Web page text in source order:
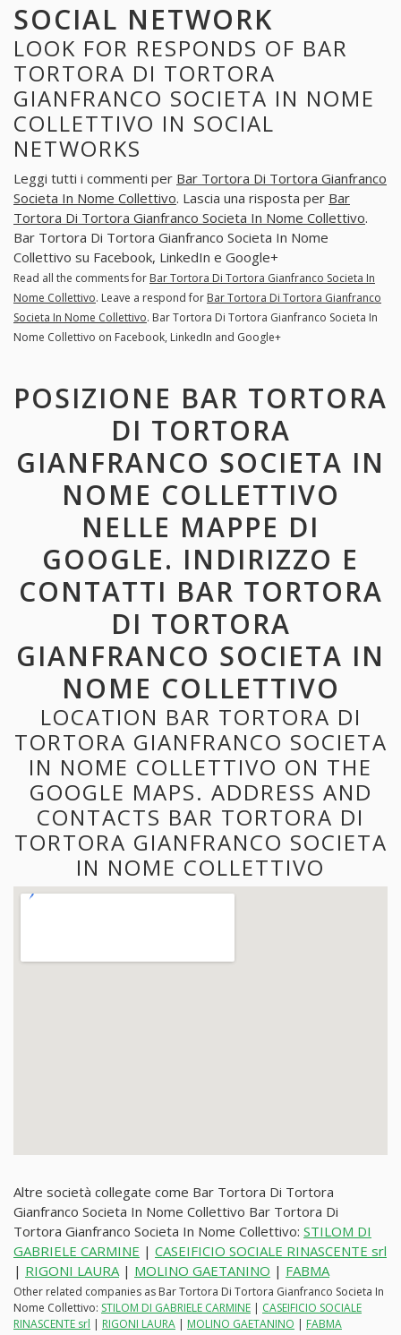
SOCIAL NETWORK
LOOK FOR RESPONDS OF BAR
TORTORA DI TORTORA
GIANFRANCO SOCIETA IN NOME
COLLETTIVO IN SOCIAL
NETWORKS
Leggi tutti i commenti per Bar Tortora Di Tortora Gianfranco
Societa In Nome Collettivo. Lascia una risposta per Bar
Tortora Di Tortora Gianfranco Societa In Nome Collettivo.
Bar Tortora Di Tortora Gianfranco Societa In Nome
Collettivo su Facebook, LinkedIn e Google+
Read all the comments for Bar Tortora Di Tortora Gianfranco Societa In
Nome Collettivo. Leave a respond for Bar Tortora Di Tortora Gianfranco
Societa In Nome Collettivo. Bar Tortora Di Tortora Gianfranco Societa In
Nome Collettivo on Facebook, LinkedIn and Google+
POSIZIONE BAR TORTORA
DI TORTORA
GIANFRANCO SOCIETA IN
NOME COLLETTIVO
NELLE MAPPE DI
GOOGLE. INDIRIZZO E
CONTATTI BAR TORTORA
DI TORTORA
GIANFRANCO SOCIETA IN
NOME COLLETTIVO
LOCATION BAR TORTORA DI
TORTORA GIANFRANCO SOCIETA
IN NOME COLLETTIVO ON THE
GOOGLE MAPS. ADDRESS AND
CONTACTS BAR TORTORA DI
TORTORA GIANFRANCO SOCIETA
IN NOME COLLETTIVO
Altre società collegate come Bar Tortora Di Tortora
Gianfranco Societa In Nome Collettivo Bar Tortora Di
Tortora Gianfranco Societa In Nome Collettivo: STILOM DI
GABRIELE CARMINE | CASEIFICIO SOCIALE RINASCENTE srl
| RIGONI LAURA | MOLINO GAETANINO | FABMA
Other related companies as Bar Tortora Di Tortora Gianfranco Societa In
Nome Collettivo: STILOM DI GABRIELE CARMINE | CASEIFICIO SOCIALE
RINASCENTE srl | RIGONI LAURA | MOLINO GAETANINO | FABMA